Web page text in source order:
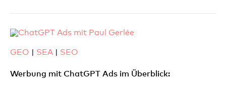
GEO | SEA | SEO
Werbung mit ChatGPT Ads im Überblick: